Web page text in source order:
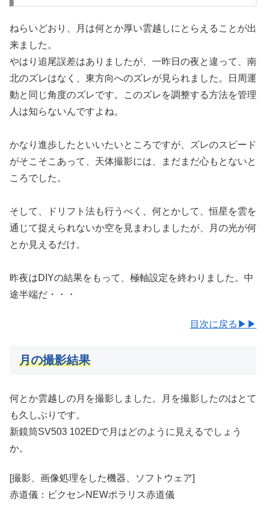
ねらいどおり、月は何とか厚い雲越しにとらえることが出
来ました。
やはり追尾誤差はありましたが、一昨日の夜と違って、南
北のズレはなく、東方向へのズレが見られました。日周運
動と同じ角度のズレです。このズレを調整する方法を管理
人は知らないんですよね。
かなり進歩したといいたいところですが、ズレのスピード
がそこそこあって、天体撮影には、まだまだ心もとないと
ころでした。
そして、ドリフト法も行うべく、何とかして、恒星を雲を
通じて捉えられないか空を見まわしましたが、月の光が何
とか見えるだけ。
昨夜はDIYの結果をもって、極軸設定を終わりました。中
途半端だ・・・
目次に戻る▶▶
月の撮影結果
何とか雲越しの月を撮影しました。月を撮影したのはとて
も久しぶりです。
新鏡筒SV503 102EDで月はどのように見えるでしょう
か。
[撮影、画像処理をした機器、ソフトウェア]
赤道儀：ビクセンNEWポラリス赤道儀